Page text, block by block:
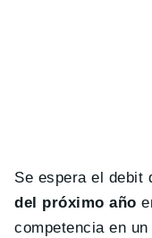
Se espera el debit
del próximo año
competencia en